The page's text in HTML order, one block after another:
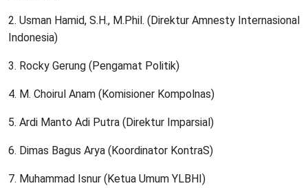
2. Usman Hamid, S.H., M.Phil. (Direktur Amnesty Internasional
Indonesia)
3. Rocky Gerung (Pengamat Politik)
4. M. Choirul Anam (Komisioner Kompolnas)
5. Ardi Manto Adi Putra (Direktur Imparsial)
6. Dimas Bagus Arya (Koordinator KontraS)
7. Muhammad Isnur (Ketua Umum YLBHI)